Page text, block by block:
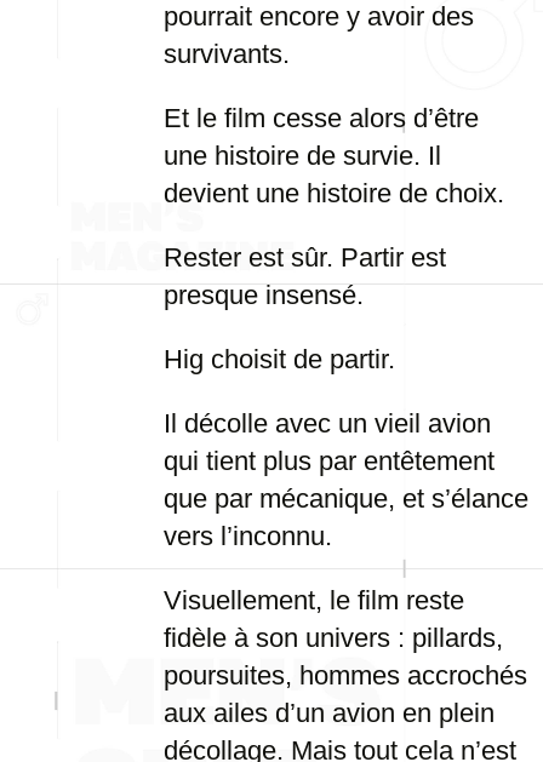
pourrait encore y avoir des
survivants.
Et le film cesse alors d’être
une histoire de survie. Il
devient une histoire de choix.
Rester est sûr. Partir est
presque insensé.
Hig choisit de partir.
Il décolle avec un vieil avion
qui tient plus par entêtement
que par mécanique, et s’élance
vers l’inconnu.
Visuellement, le film reste
fidèle à son univers : pillards,
poursuites, hommes accrochés
aux ailes d’un avion en plein
décollage. Mais tout cela n’est